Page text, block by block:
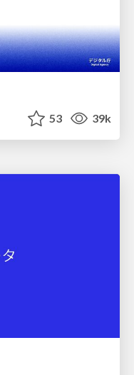
53 39k